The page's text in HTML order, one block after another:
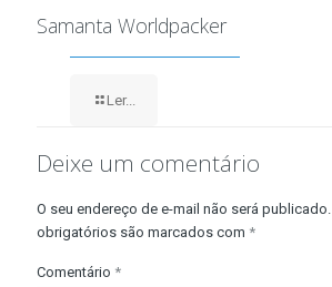
Samanta Worldpacker
Ler...
Deixe um comentário
O seu endereço de e-mail não será publicado.
obrigatórios são marcados com *
Comentário *